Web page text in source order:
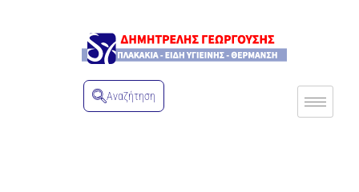
Αναζήτηση